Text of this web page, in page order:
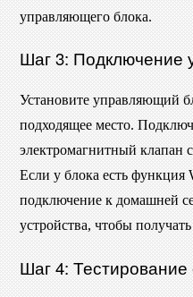
управляющего блока.
Шаг 3: Подключение
Установите управляющий
подходящее место.
электромагнитный клапан
Если у блока есть функция
подключение к домашней
устройства, чтобы
Шаг 4: